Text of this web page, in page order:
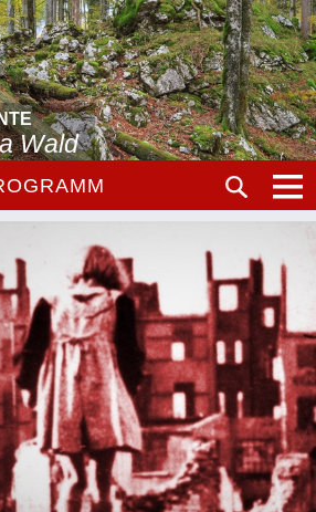
Wald